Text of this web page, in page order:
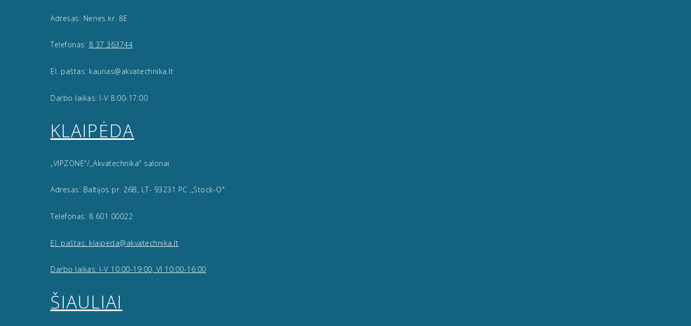
Adresas: Neries kr. 8E
Telefonas: 8 37 363744
El. paštas: kaunas@akvatechnika.lt
Darbo laikas: I-V 8:00-17:00
KLAIPĖDA
„VIPZONE“/,,Akvatechnika" salonai
Adresas: Baltijos pr. 26B, LT- 93231 PC ,,Stock-O"
Telefonas: 8 601 00022
El. paštas: klaipeda@akvatechnika.lt
Darbo laikas: I-V 10:00-19:00, VI 10:00-16:00
ŠIAULIAI